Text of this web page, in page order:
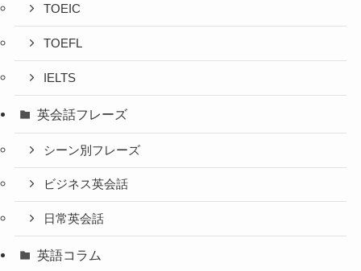
TOEIC
TOEFL
IELTS
英会話フレーズ
シーン別フレーズ
ビジネス英会話
日常英会話
英語コラム